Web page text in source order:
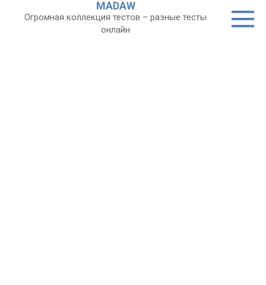
MADAW
Огромная коллекция тестов – разные тесты
онлайн